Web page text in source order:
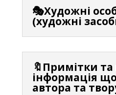
🎭Художні
(художні
🔖Примітки
інформація
автора та